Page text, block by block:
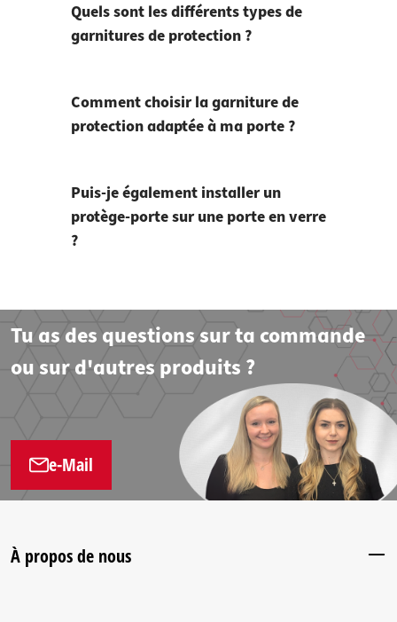
Quels sont les différents types de
garnitures de protection ?
Comment choisir la garniture de
protection adaptée à ma porte ?
Puis-je également installer un
protège-porte sur une porte en verre
?
Tu as des questions sur ta commande
ou sur d'autres produits ?
e-Mail
À propos de nous